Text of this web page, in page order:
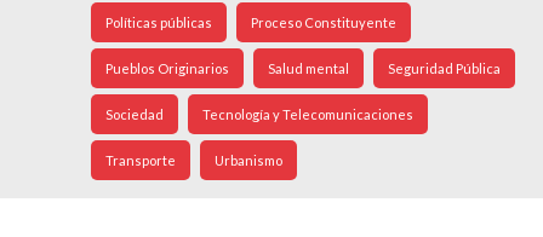
Políticas públicas Proceso Constituyente
Pueblos Originarios Salud mental Seguridad Pública
Sociedad Tecnología y Telecomunicaciones
Transporte Urbanismo